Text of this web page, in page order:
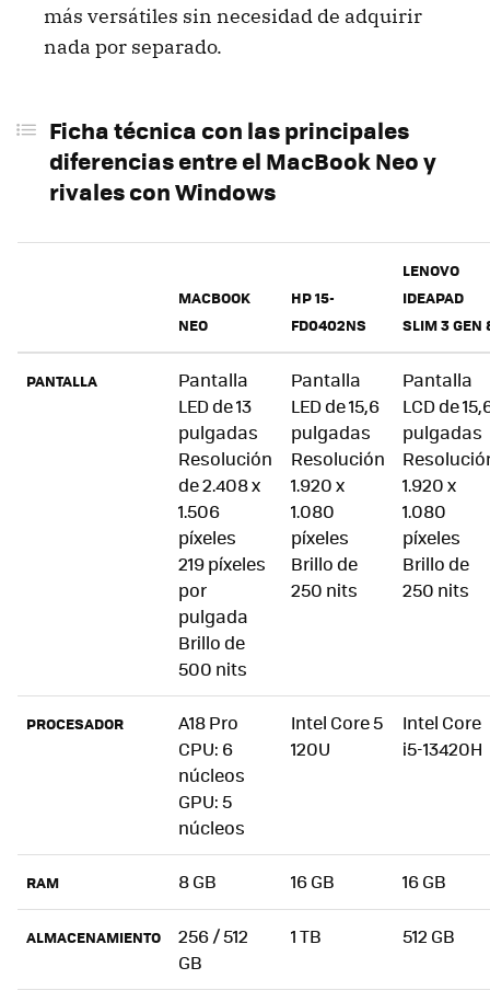
más versátiles sin necesidad de adquirir
nada por separado.
Ficha técnica con las principales
diferencias entre el MacBook Neo y
rivales con Windows
MACBOOK
NEO
HP 15-
FD0402NS
LENOVO
IDEAPAD
SLIM 3 GEN
PANTALLA
Pantalla
LED de 13
pulgadas
Resolución
de 2.408 x
1.506
píxeles
219 píxeles
por
pulgada
Brillo de
500 nits
Pantalla
LED de 15,6
pulgadas
Resolución
1.920 x
1.080
píxeles
Brillo de
250 nits
Pantalla
LCD de
pulgadas
1.920 x
1.080
píxeles
Brillo de
250 nits
PROCESADOR
A18 Pro
CPU: 6
núcleos
GPU: 5
núcleos
Intel Core 5
120U
Intel Core
i5-13420H
RAM 8 GB 16 GB 16 GB
ALMACENAMIENTO
256 / 512
GB
1 TB 512 GB